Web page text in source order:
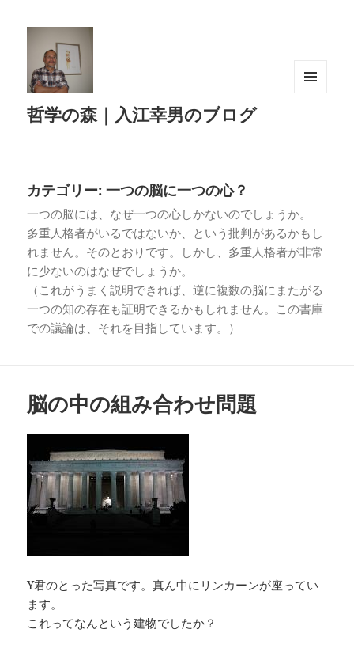
哲学の森｜入江幸男のブログ
カテゴリー:一つの脳に一つの心？
一つの脳には、なぜ一つの心しかないのでしょうか。
多重人格者がいるではないか、という批判があるかもし
れません。そのとおりです。しかし、多重人格者が非常
に少ないのはなぜでしょうか。
（これがうまく説明できれば、逆に複数の脳にまたがる
一つの知の存在も証明できるかもしれません。この書庫
での議論は、それを目指しています。）
脳の中の組み合わせ問題
Y君のとった写真です。真ん中にリンカーンが座ってい
ます。
これってなんという建物でしたか？